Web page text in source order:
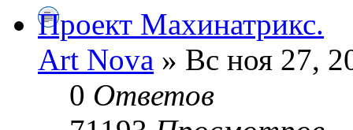
Проект Махинатрикс.
Art Nova » Вс ноя 27,
0 Ответов